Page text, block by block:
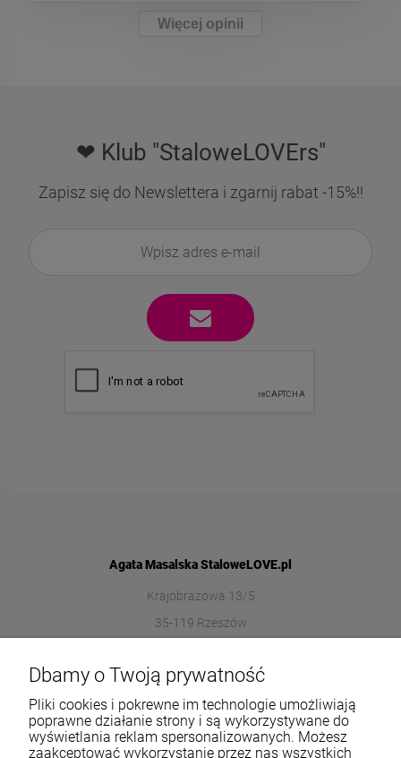
Więcej opinii
❤ Klub "StaloweLOVErs"
Zapisz się do Newslettera i zgarnij rabat -15%!!
Agata Masalska StaloweLOVE.pl
Krajobrazowa 13/5
35-119 Rzeszów
572989669
Informacje
Dbamy o Twoją prywatność
Pliki cookies i pokrewne im technologie umożliwiają
poprawne działanie strony i są wykorzystywane do
wyświetlania reklam spersonalizowanych. Możesz
zaakceptować wykorzystanie przez nas wszystkich